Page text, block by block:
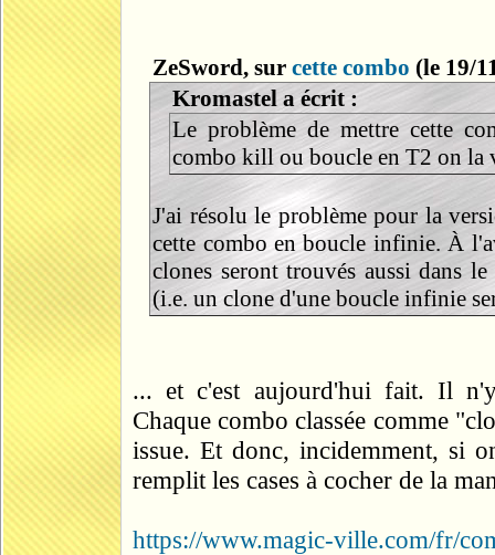
ZeSword, surcette combo (le 19/
Kromastel a écrit :
Le problème de mettre cette
combo kill ou boucle en T2 on la
J'ai résolu le problème pour la
cette combo en boucle infinie. À
clones seront trouvés aussi dans
(i.e. un clone d'une boucle infinie
... et c'est aujourd'hui fait. Il
Chaque combo classée comme
issue. Et donc, incidemment, si
remplit les cases à cocher de la
https://www.magic-ville.com/fr/